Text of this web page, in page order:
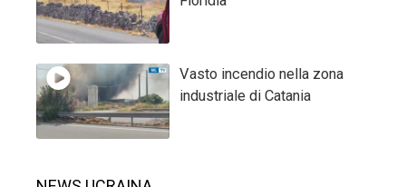
Vasto incendio nella zona
industriale di Catania